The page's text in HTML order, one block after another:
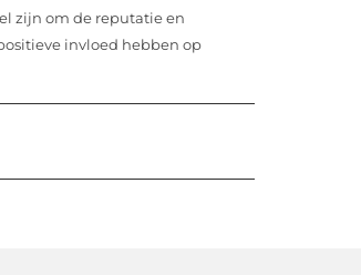
zijn om de reputatie en
invloed hebben op